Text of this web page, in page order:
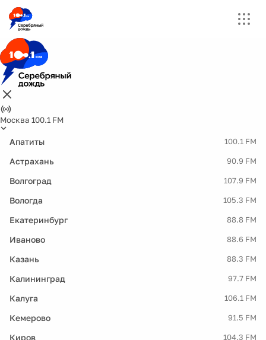
Москва 100.1 FM
Апатиты 100.1 FM
Астрахань 90.9 FM
Волгоград 107.9 FM
Вологда 105.3 FM
Екатеринбург 88.8 FM
Иваново 88.6 FM
Казань 88.3 FM
Калининград 97.7 FM
Калуга 106.1 FM
Кемерово 91.5 FM
Киров 104.3 FM